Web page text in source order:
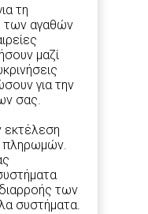
τη
των αγαθών
μαζί
για την
σας.
εκτέλεση
πληρωμών.
των
συστήματα.